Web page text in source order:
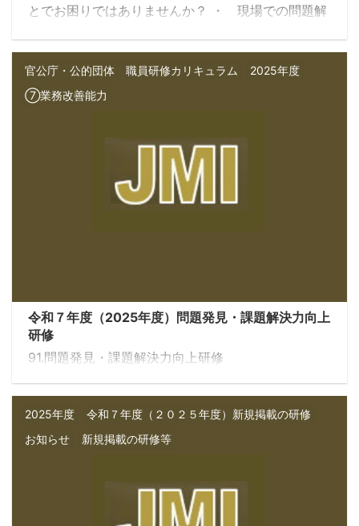
とでお困りではありませんか？ ・ 現場での問題解
・ 会議が紛糾し、チームワークが形成されず、暗
い雰囲気のチームになってしまう・・・ ・ メンバ
ーとの信頼関係が構築できず、メンバーのモチベー
ションを下げてしまう・・・ こうした問題に対処す
ン力」が不可欠です。 今回はこの２点に ...
官公庁・公的団体 職員研修カリキュラム
2025年度
⑦業務改善能力
令和７年度（2025年度）問題発見・課題解決力向上
研修
91.問題発見・課題解決力向上研修
2025年度
令和７年度（２０２５年度）新規掲載の研修
お知らせ
新規掲載の研修等